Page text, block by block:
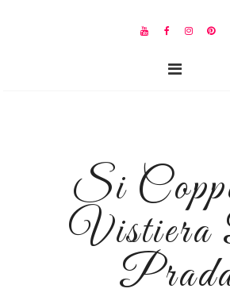
Si
Vistiera